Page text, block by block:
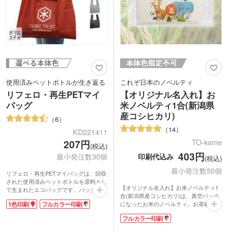
使用済みペットボトルが生き返る
リフェロ・再生PETマイ
バッグ
6
KD221411
207円(税込)
最小発注数30個
リフェロ・再生PETマイバッグは、回収
された使用済みペットボトルを原料とし
て生まれたエコバッグです。バッグ側面
には「プラスチック・スマート」賛同商
品の証であるタグつき。企業としてリサ
1色印刷 フルカラー印刷
これぞ日本のノベルティ
【オリジナル名入れ】お
米ノベルティ1合(新潟県
産コシヒカリ)
14
TO-kome
印刷代込み 403円(税込)
最小発注数50個
【オリジナル名入れ】お米ノベルティ1
合(新潟県産コシヒカリ)は、真空パック
になったお米のノベルティ。お茶碗約2
杯分の1合米を、美味しさそのままぎゅ
っと真空圧縮!「五ツ星お米マイスタ
フルカラー印刷